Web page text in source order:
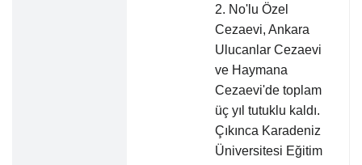
2. No'lu Özel
Cezaevi, Ankara
Ulucanlar Cezaevi
ve Haymana
Cezaevi'de toplam
üç yıl tutuklu kaldı.
Çıkınca Karadeniz
Üniversitesi Eğitim